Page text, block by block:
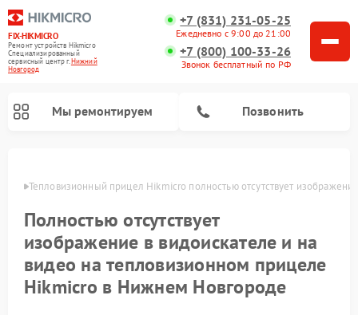
FIX-HIKMICRO
Ремонт устройств Hikmicro
Специализированный
cервисный центр г.Нижний
Новгород
+7 (831) 231-05-25
Ежедневно с 9:00 до 21:00
+7 (800) 100-33-26
Звонок бесплатный по РФ
Мы ремонтируем Позвонить
Тепловизионный прицел Hikmicro полностью отсутствует
Полностью отсутствует
изображение в видоискателе и на
видео на тепловизионном прицеле
Hikmicro в Нижнем Новгороде